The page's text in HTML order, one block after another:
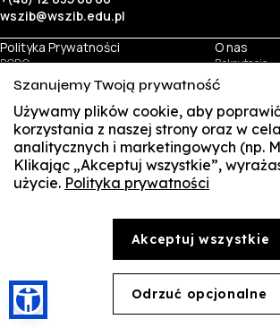
wszib@wszib.edu.pl
Polityka Prywatności
RODO
BIP
Identyfikacja wizualna
O nas
Rekrutacja
Studia
Kontakt
Biznes
Wynajem sal
Targi pracy
Student
Multis
Biblioteka
inaczej, utwory w rozumieniu właściwych przepisów, do których
przysługują WSZIB. Bez uprzedniej zgody WSZIB zabrania się w
części: kopiowania, reprodukowania, modyfikowania,
wyświetlania, utrwalania oraz wykorzystywania w jakiejkolwiek
powyższe nie dotyczą dozwolonego użytku osobistego.
Szanujemy Twoją prywatność
Używamy plików cookie, aby
korzystania z naszej strony oraz w
analitycznych i marketingowych (np.
Klikając „Akceptuj wszystkie”,
użycie. Polityka prywatności
Akceptuj wszystkie
Odrzuć opcjonalne